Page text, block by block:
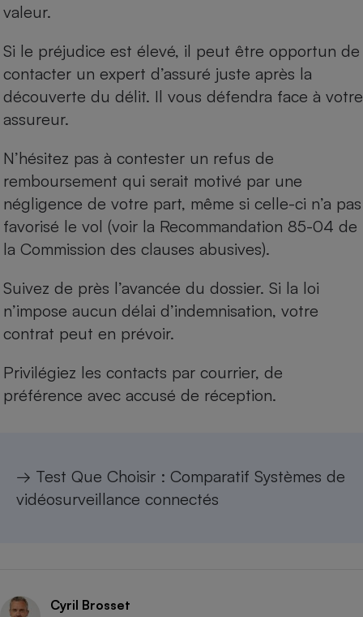
valeur.
Si le préjudice est élevé, il peut être opportun de
contacter un expert d’assuré juste après la
découverte du délit. Il vous défendra face à votre
assureur.
N’hésitez pas à contester un refus de
remboursement qui serait motivé par une
négligence de votre part, même si celle-ci n’a pas
favorisé le vol (voir la Recommandation 85-04 de
la Commission des clauses abusives).
Suivez de près l’avancée du dossier. Si la loi
n’impose aucun délai d’indemnisation, votre
contrat peut en prévoir.
Privilégiez les contacts par courrier, de
préférence avec accusé de réception.
→ Test Que Choisir : Comparatif Systèmes de
vidéosurveillance connectés
Cyril Brosset